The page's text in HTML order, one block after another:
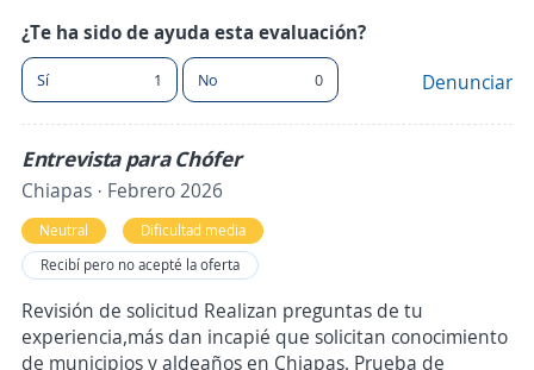
¿Te ha sido de ayuda esta evaluación?
Sí 1 No 0 Denunciar
Entrevista para Chófer
Chiapas · Febrero 2026
Neutral
Dificultad media
Recibí pero no acepté la oferta
Revisión de solicitud Realizan preguntas de tu
experiencia,más dan incapié que solicitan conocimiento
de municipios y aldeaños en Chiapas. Prueba de